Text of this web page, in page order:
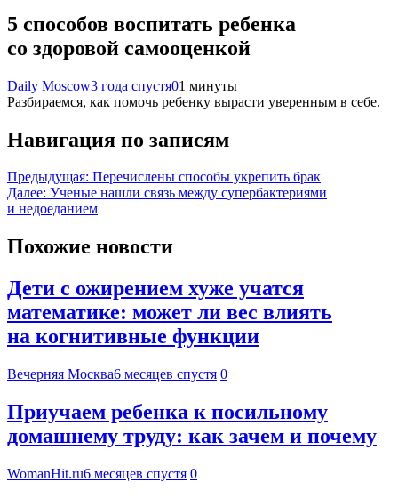
5 способов воспитать ребенка
со здоровой самооценкой
Daily Moscow3 года спустя01 минуты
Разбираемся, как помочь ребенку вырасти уверенным в себе.
Навигация по записям
Предыдущая: Перечислены способы укрепить брак
Далее: Ученые нашли связь между супербактериями
и недоеданием
Похожие новости
Дети с ожирением хуже учатся
математике: может ли вес влиять
на когнитивные функции
Вечерняя Москва6 месяцев спустя 0
Приучаем ребенка к посильному
домашнему труду: как зачем и почему
WomanHit.ru6 месяцев спустя 0